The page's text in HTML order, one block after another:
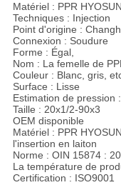
Matériel : PPR
Techniques : Injection
Point d'origine :
Connexion : Soudure
Forme : Égal,
Nom : La femelle de
Couleur : Blanc, gris,
Surface : Lisse
Estimation de pression
Taille : 20x1/2-90x3
OEM disponible
Matériel : PPR
l'insertion en laiton
Norme : OIN 15874 :
La température de
Certification : ISO9001